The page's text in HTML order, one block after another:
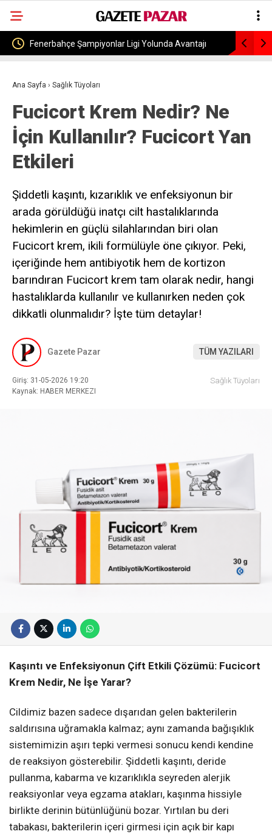
Fenerbahçe Şampiyonlar Ligi Yolunda Avantajı İlker
Ana Sayfa › Sağlık Tüyoları
Fucicort Krem Nedir? Ne
İçin Kullanılır? Fucicort Yan
Etkileri
Şiddetli kaşıntı, kızarıklık ve enfeksiyonun bir
arada görüldüğü inatçı cilt hastalıklarında
hekimlerin en güçlü silahlarından biri olan
Fucicort krem, ikili formülüyle öne çıkıyor. Peki,
içeriğinde hem antibiyotik hem de kortizon
barındıran Fucicort krem tam olarak nedir, hangi
hastalıklarda kullanılır ve kullanırken neden çok
dikkatli olunmalıdır? İşte tüm detaylar!
Gazete Pazar TÜM YAZILARI
Giriş: 31-05-2026 19:20
Kaynak: HABER MERKEZI
Sağlık Tüyoları
Kaşıntı ve Enfeksiyonun Çift Etkili Çözümü: Fucicort
Krem Nedir, Ne İşe Yarar?
Cildimiz bazen sadece dışarıdan gelen bakterilerin
saldırısına uğramakla kalmaz; aynı zamanda bağışıklık
sistemimizin aşırı tepki vermesi sonucu kendi kendine
de reaksiyon gösterebilir. Şiddetli kaşıntı, deride
pullanma, kabarma ve kızarıklıkla seyreden alerjik
reaksiyonlar veya egzama atakları, kaşınma hissiyle
birlikte derinin bütünlüğünü bozar. Yırtılan bu deri
tabakası, bakterilerin içeri girmesi için açık bir kapı